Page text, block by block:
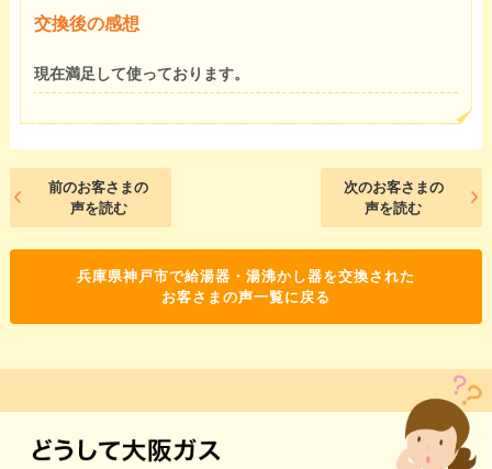
交換後の感想
現在満足して使っております。
前のお客さまの
声を読む
次のお客さまの
声を読む
兵庫県神戸市で給湯器・湯沸かし器を交換された
お客さまの声一覧に戻る